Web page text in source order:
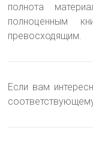
полнота
превосходящим.
Если вам